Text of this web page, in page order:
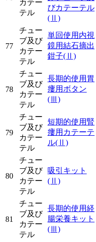
カテー
テル
びカテーテル
(Ⅱ)
77
チュー
ブ及び
カテー
テル
単回使用内視
鏡用結石摘出
鉗子(Ⅱ)
78
チュー
ブ及び
カテー
テル
長期的使用胃
瘻用ボタン
(Ⅲ)
79
チュー
ブ及び
カテー
テル
短期的使用腎
瘻用カテーテ
ル(Ⅱ)
80
チュー
ブ及び
カテー
テル
吸引キット
(Ⅱ)
81
チュー
ブ及び
カテー
テル
長期的使用経
腸栄養キット
(Ⅲ)